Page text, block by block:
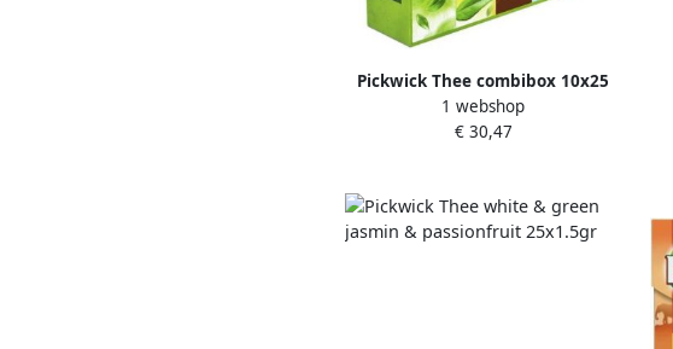
Pickwick Thee combibox 10x25
zakjes
1 webshop
€ 30,47